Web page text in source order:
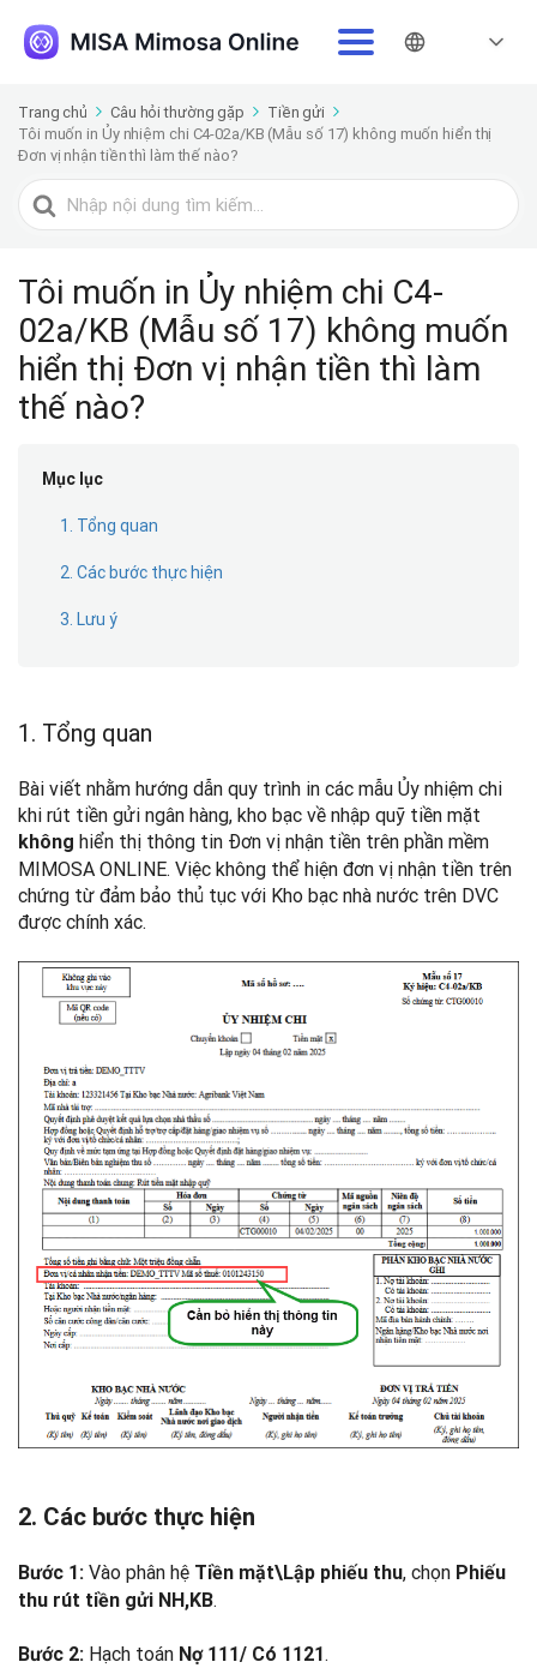
Trang chủ Câu hỏi thường gặp
Tiền gửi
Tôi muốn in Ủy nhiệm chi C4-02a/KB (Mẫu số 17) không muốn hiển thị
Đơn vị nhận tiền thì làm thế nào?
Tìm
kiếm
Tôi muốn in Ủy nhiệm chi C4-
02a/KB (Mẫu số 17) không muốn
hiển thị Đơn vị nhận tiền thì làm
thế nào?
Mục lục
1. Tổng quan
2. Các bước thực hiện
3. Lưu ý
1. Tổng quan
Bài viết nhằm hướng dẫn quy trình in các mẫu Ủy nhiệm chi
khi rút tiền gửi ngân hàng, kho bạc về nhập quỹ tiền mặt
không hiển thị thông tin Đơn vị nhận tiền trên phần mềm
MIMOSA ONLINE. Việc không thể hiện đơn vị nhận tiền trên
chứng từ đảm bảo thủ tục với Kho bạc nhà nước trên DVC
được chính xác.
2. Các bước thực hiện
Bước 1: Vào phân hệ Tiền mặt\Lập phiếu thu, chọn Phiếu
thu rút tiền gửi NH,KB.
Bước 2: Hạch toán Nợ 111/ Có 1121.